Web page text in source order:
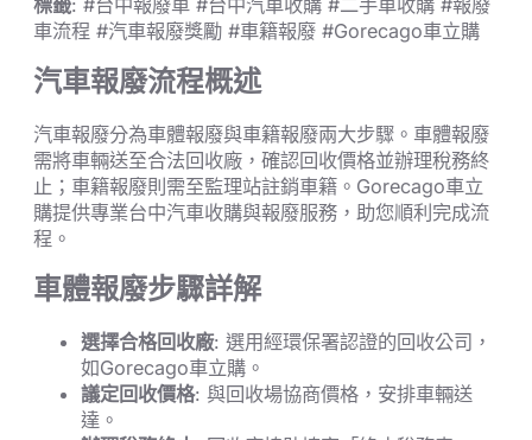
標籤: #台中報廢車 #台中汽車收購 #二手車收購 #報廢
車流程 #汽車報廢獎勵 #車籍報廢 #Gorecago車立購
汽車報廢流程概述
汽車報廢分為車體報廢與車籍報廢兩大步驟。車體報廢
需將車輛送至合法回收廠，確認回收價格並辦理稅務終
止；車籍報廢則需至監理站註銷車籍。Gorecago車立
購提供專業台中汽車收購與報廢服務，助您順利完成流
程。
車體報廢步驟詳解
選擇合格回收廠: 選用經環保署認證的回收公司，
如Gorecago車立購。
議定回收價格: 與回收場協商價格，安排車輛送
達。